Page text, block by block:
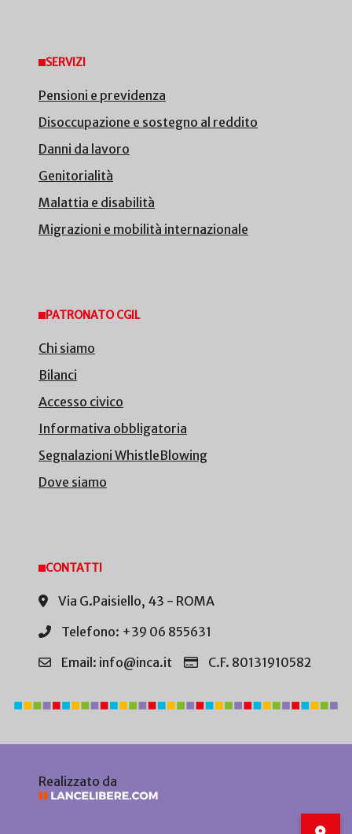
SERVIZI
Pensioni e previdenza
Disoccupazione e sostegno al reddito
Danni da lavoro
Genitorialità
Malattia e disabilità
Migrazioni e mobilità internazionale
PATRONATO CGIL
Chi siamo
Bilanci
Accesso civico
Informativa obbligatoria
Segnalazioni WhistleBlowing
Dove siamo
CONTATTI
Via G.Paisiello, 43 - ROMA
Telefono: +39 06 855631
Email: info@inca.it
C.F. 80131910582
Realizzato da